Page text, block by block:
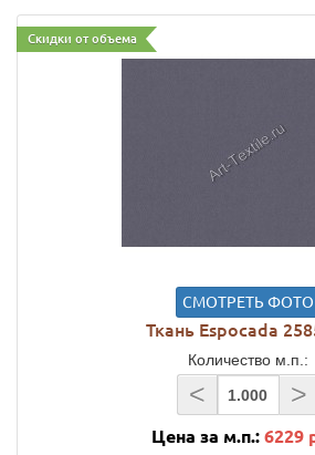
Скидки от объема
СМОТРЕТЬ ФОТО
Ткань Espocada
Количество м.п.:
< >
Цена за м.п.: 6229